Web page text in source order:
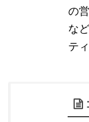
の
な
テ